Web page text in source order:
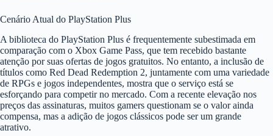
Cenário Atual do PlayStation Plus
A biblioteca do PlayStation Plus é frequentemente subestimada em
comparação com o Xbox Game Pass, que tem recebido bastante
atenção por suas ofertas de jogos gratuitos. No entanto, a inclusão de
títulos como Red Dead Redemption 2, juntamente com uma variedade
de RPGs e jogos independentes, mostra que o serviço está se
esforçando para competir no mercado. Com a recente elevação nos
preços das assinaturas, muitos gamers questionam se o valor ainda
compensa, mas a adição de jogos clássicos pode ser um grande
atrativo.